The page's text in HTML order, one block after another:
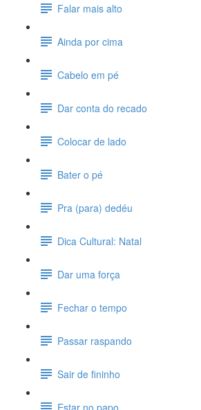
Falar mais alto
Ainda por cima
Cabelo em pé
Dar conta do recado
Colocar de lado
Bater o pé
Pra (para) dedéu
Dica Cultural: Natal
Dar uma força
Fechar o tempo
Passar raspando
Sair de fininho
Estar no papo